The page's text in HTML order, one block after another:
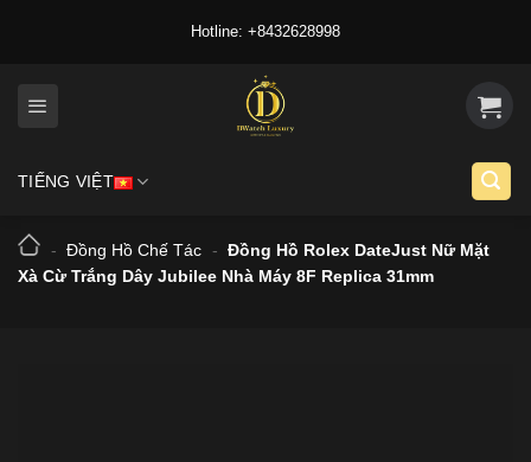
Hotline: +8432628998
TIẾNG VIỆT
- Đồng Hồ Chế Tác - Đồng Hồ Rolex DateJust Nữ Mặt
Xà Cừ Trắng Dây Jubilee Nhà Máy 8F Replica 31mm